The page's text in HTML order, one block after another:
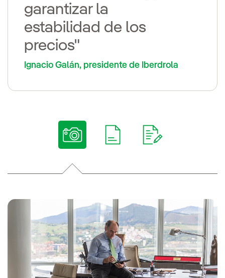
garantizar la
estabilidad de los
precios"
Ignacio Galán, presidente de Iberdrola